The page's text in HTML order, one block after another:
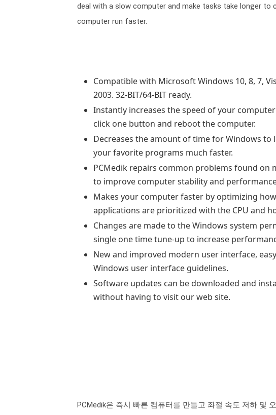
deal with a slow computer and make tasks take longer to
computer run faster.
Compatible with Microsoft Windows 10, 8, 7,
2003. 32-BIT/64-BIT ready.
Instantly increases the speed of your
click one button and reboot the computer.
Decreases the amount of time for Windows
your favorite programs much faster.
PCMedik repairs common problems found on
to improve computer stability and
Makes your computer faster by optimizing
applications are prioritized with the CPU and
Changes are made to the Windows system
single one time tune-up to increase
New and improved modern user interface,
Windows user interface guidelines.
Software updates can be downloaded and
without having to visit our web site.
PCMedik은 즉시 빠른 컴퓨터를 만들고 좌절 속도 저하 및